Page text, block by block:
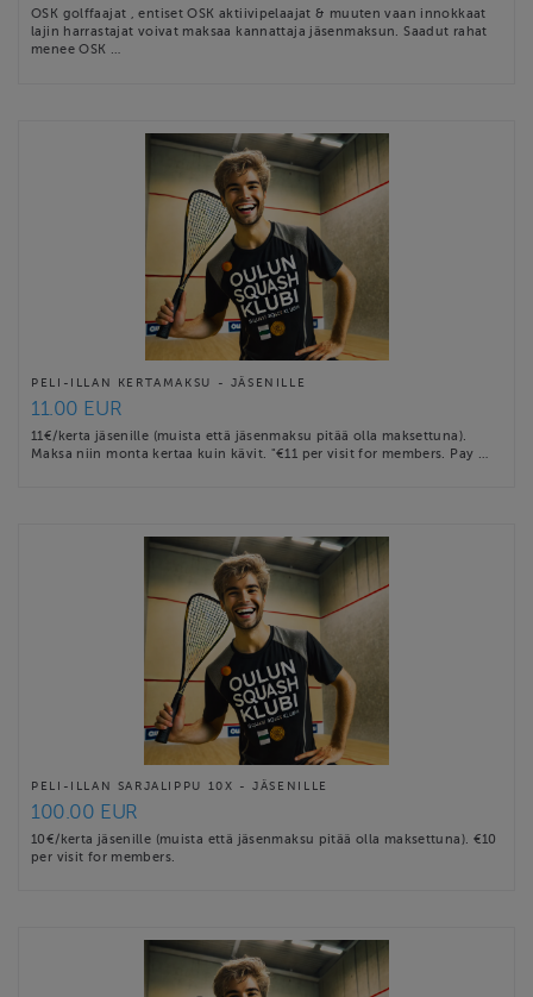
OSK golffaajat , entiset OSK aktiivipelaajat & muuten vaan innokkaat
lajin harrastajat voivat maksaa kannattaja jäsenmaksun. Saadut rahat
menee OSK …
PELI-ILLAN KERTAMAKSU - JÄSENILLE
11.00 EUR
11€/kerta jäsenille (muista että jäsenmaksu pitää olla maksettuna).
Maksa niin monta kertaa kuin kävit. "€11 per visit for members. Pay …
PELI-ILLAN SARJALIPPU 10X - JÄSENILLE
100.00 EUR
10€/kerta jäsenille (muista että jäsenmaksu pitää olla maksettuna). €10
per visit for members.